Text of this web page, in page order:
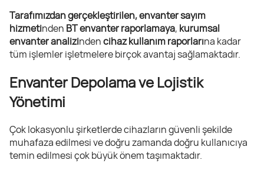
Tarafımızdan gerçekleştirilen, envanter sayım
hizmetinden BT envanter raporlamaya, kurumsal
envanter analizindencihaz kullanım raporlarına kadar
tüm işlemler işletmelere birçok avantaj sağlamaktadır.
Envanter Depolama ve Lojistik
Yönetimi
Çok lokasyonlu şirketlerde cihazların güvenli şekilde
muhafaza edilmesi ve doğru zamanda doğru kullanıcıya
temin edilmesi çok büyük önem taşımaktadır.